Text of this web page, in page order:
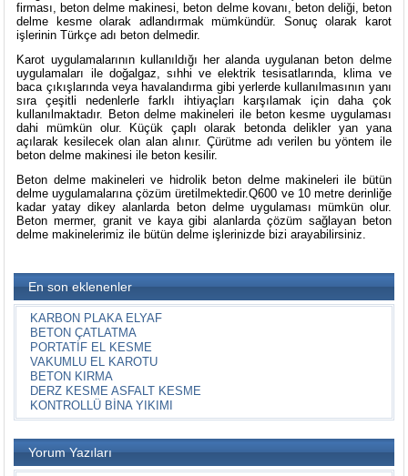
firması, beton delme makinesi, beton delme kovanı, beton deliği, beton
delme kesme olarak adlandırmak mümkündür. Sonuç olarak karot
işlerinin Türkçe adı beton delmedir.
Karot uygulamalarının kullanıldığı her alanda uygulanan beton delme
uygulamaları ile doğalgaz, sıhhi ve elektrik tesisatlarında, klima ve
baca çıkışlarında veya havalandırma gibi yerlerde kullanılmasının yanı
sıra çeşitli nedenlerle farklı ihtiyaçları karşılamak için daha çok
kullanılmaktadır. Beton delme makineleri ile beton kesme uygulaması
dahi mümkün olur. Küçük çaplı olarak betonda delikler yan yana
açılarak kesilecek olan alan alınır. Çürütme adı verilen bu yöntem ile
beton delme makinesi ile beton kesilir.
Beton delme makineleri ve hidrolik beton delme makineleri ile bütün
delme uygulamalarına çözüm üretilmektedir.Q600 ve 10 metre derinliğe
kadar yatay dikey alanlarda beton delme uygulaması mümkün olur.
Beton mermer, granit ve kaya gibi alanlarda çözüm sağlayan beton
delme makinelerimiz ile bütün delme işlerinizde bizi arayabilirsiniz.
En son eklenenler
KARBON PLAKA ELYAF
BETON ÇATLATMA
PORTATİF EL KESME
VAKUMLU EL KAROTU
BETON KIRMA
DERZ KESME ASFALT KESME
KONTROLLÜ BİNA YIKIMI
Yorum Yazıları